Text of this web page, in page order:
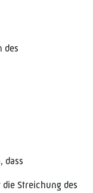
des
dass
Streichung des